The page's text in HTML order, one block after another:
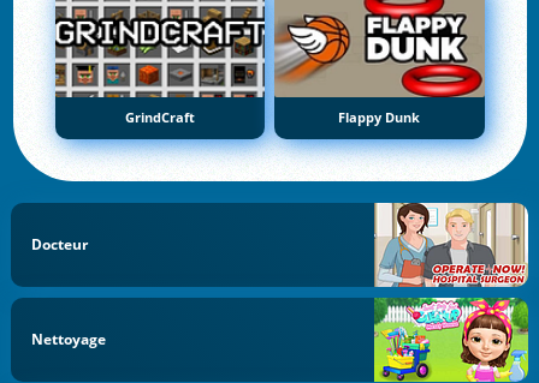
GrindCraft Flappy Dunk
Docteur
Nettoyage